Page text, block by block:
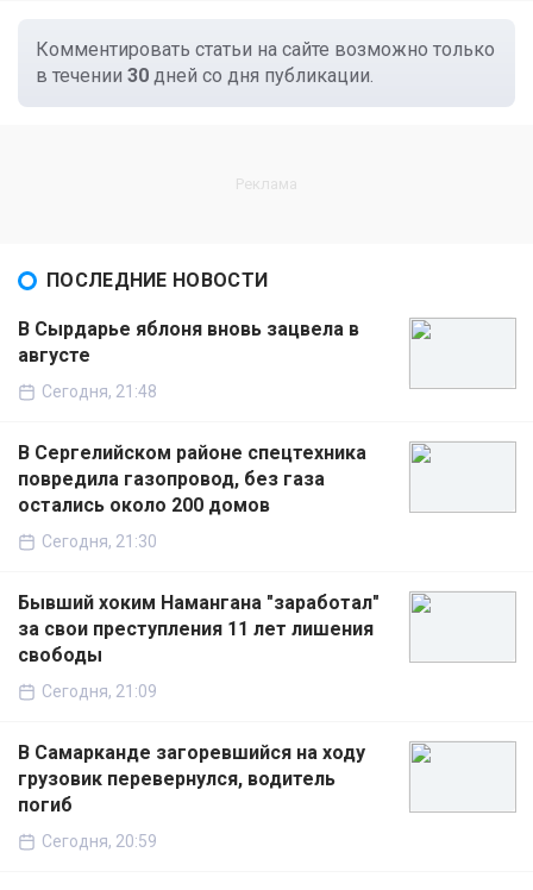
Комментировать статьи на сайте возможно только
в течении 30 дней со дня публикации.
ПОСЛЕДНИЕ НОВОСТИ
В Сырдарье яблоня вновь зацвела в
августе
Сегодня, 21:48
В Сергелийском районе спецтехника
повредила газопровод, без газа
остались около 200 домов
Сегодня, 21:30
Бывший хоким Намангана "заработал"
за свои преступления 11 лет лишения
свободы
Сегодня, 21:09
В Самарканде загоревшийся на ходу
грузовик перевернулся, водитель
погиб
Сегодня, 20:59